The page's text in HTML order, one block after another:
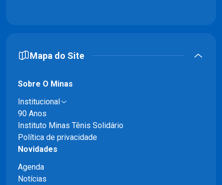
Mapa do Site
Sobre O Minas
Institucional
90 Anos
Instituto Minas Tênis Solidário
Política de privacidade
Novidades
Agenda
Notícias